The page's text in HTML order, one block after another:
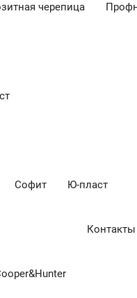
черепица
Cофит Ю-пласт
Контакты